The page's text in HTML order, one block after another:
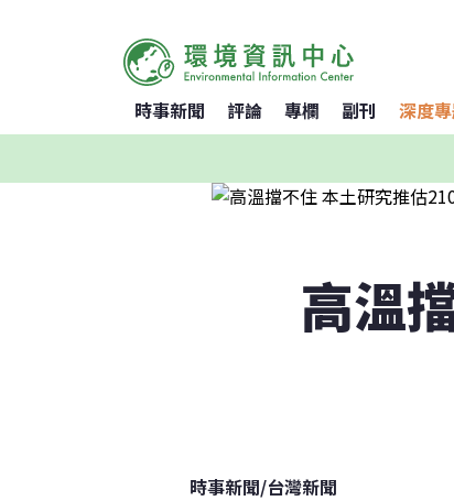
時事新聞 評論 專欄 副刊 深度
高溫
時事新聞/台灣新聞